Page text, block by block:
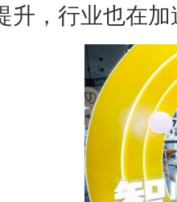
升，行业也在